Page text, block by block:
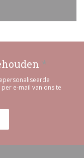
*
e-mail van ons te